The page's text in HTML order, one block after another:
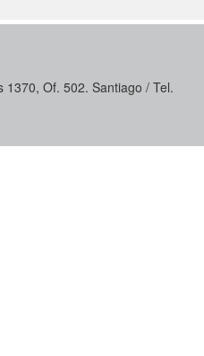
1370, Of. 502. Santiago / Tel.